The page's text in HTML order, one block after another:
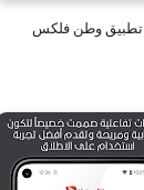
تطبيق وطن فلكس